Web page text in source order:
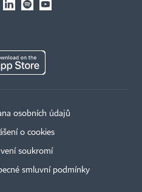
osobních údajů
o cookies
soukromí
smluvní podmínky